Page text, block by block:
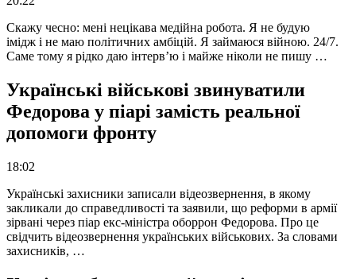
Скажу чесно: мені нецікава медійна робота. Я не будую
імідж і не маю політичних амбіцій. Я займаюся війною. 24/7.
Саме тому я рідко даю інтерв’ю і майже ніколи не пишу …
Українські військові звинуватили
Федорова у піарі замість реальної
допомоги фронту
18:02
Українські захисники записали відеозвернення, в якому
закликали до справедливості та заявили, що реформи в армії
зірвані через піар екс-міністра оборрон Федорова. Про це
свідчить відеозвернення українських військових. За словами
захисників, …